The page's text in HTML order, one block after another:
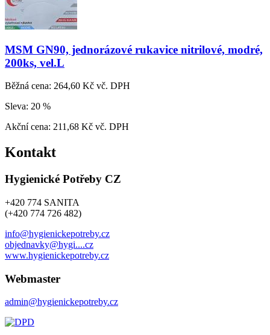
MSM GN90, jednorázové rukavice nitrilové, modré,
200ks, vel.L
Běžná cena: 264,60 Kč vč. DPH
Sleva: 20 %
Akční cena: 211,68 Kč vč. DPH
Kontakt
Hygienické Potřeby CZ
+420 774 SANITA
(+420 774 726 482)
info@hygienickepotreby.cz
objednavky@hygi....cz
www.hygienickepotreby.cz
Webmaster
admin@hygienickepotreby.cz